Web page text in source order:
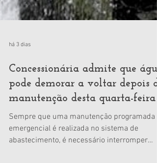
há 3 dias
Concessionária admite que